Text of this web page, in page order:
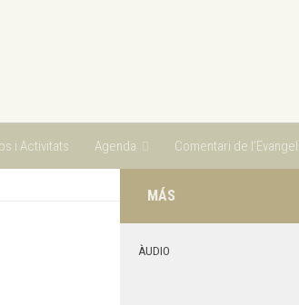
i Activitats Agenda Comentari de
MÁS
ÀUDIO